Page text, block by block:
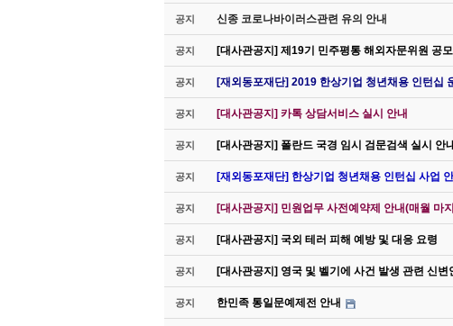
공지 신종 코로나바이러스관련 유의 안내
공지 [대사관공지] 제19기 민주평통 해외자문위원 공모
공지 [재외동포재단] 2019 한상기업 청년채용 인턴십
공지 [대사관공지] 카톡 상담서비스 실시 안내
공지 [대사관공지] 폴란드 국경 임시 검문검색 실시 안
공지 [재외동포재단] 한상기업 청년채용 인턴십 사업
공지 [대사관공지] 민원업무 사전예약제 안내(매월 마
공지 [대사관공지] 국외 테러 피해 예방 및 대응 요령
공지 [대사관공지] 영국 및 벨기에 사건 발생 관련 신변
공지 한민족 통일문예제전 안내